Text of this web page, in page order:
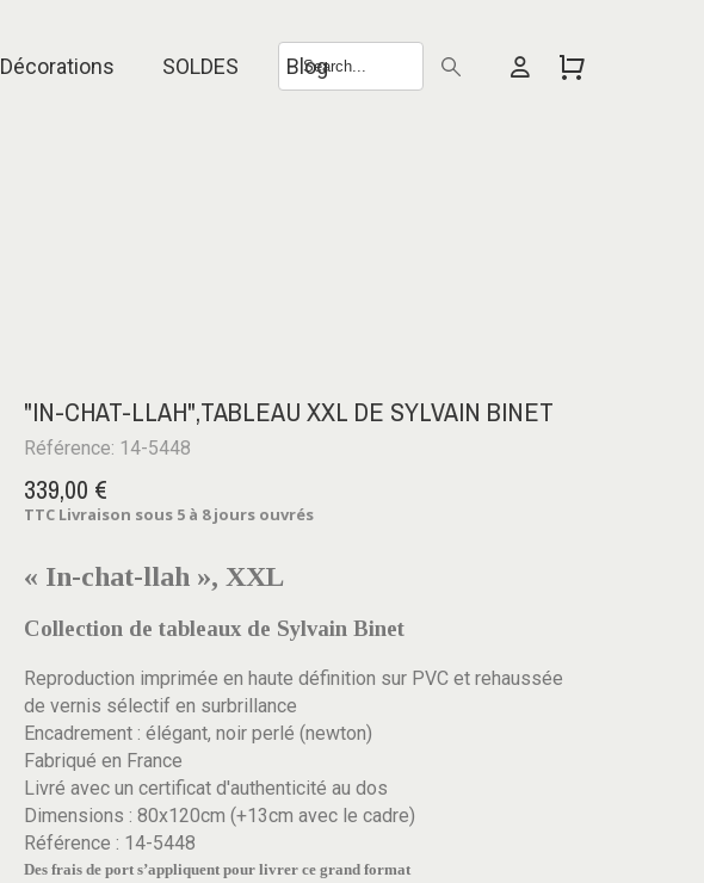
Décorations SOLDES Blog
"IN-CHAT-LLAH",TABLEAU XXL DE SYLVAIN BINET
Référence: 14-5448
339,00 €
TTC Livraison sous 5 à 8 jours ouvrés
« In-chat-llah », XXL
Collection de tableaux de Sylvain Binet
Reproduction imprimée en haute définition sur PVC et rehaussée
de vernis sélectif en surbrillance
Encadrement : élégant, noir perlé (newton)
Fabriqué en France
Livré avec un certificat d'authenticité au dos
Dimensions : 80x120cm (+13cm avec le cadre)
Référence : 14-5448
Des frais de port s’appliquent pour livrer ce grand format